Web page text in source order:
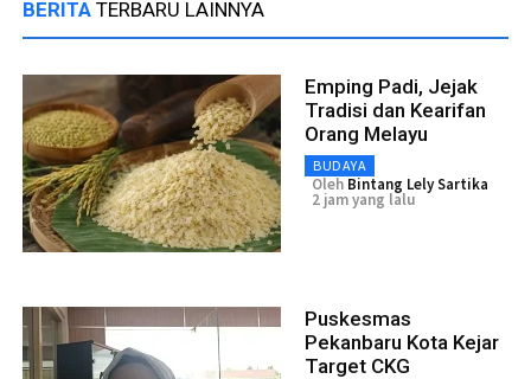
BERITA TERBARU LAINNYA
Emping Padi, Jejak
Tradisi dan Kearifan
Orang Melayu
BUDAYA
Oleh Bintang Lely Sartika
2 jam yang lalu
Puskesmas
Pekanbaru Kota Kejar
Target CKG